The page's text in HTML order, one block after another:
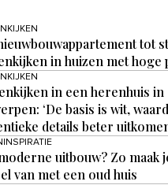
tot
in huizen met hoge
in een herenhuis in
‘De basis is wit,
details beter
uitbouw? Zo maak
van met een oud huis